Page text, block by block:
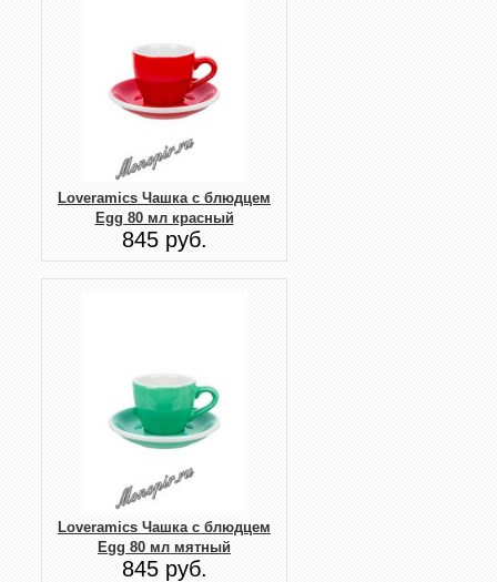
Loveramics Чашка с блюдцем
Egg 80 мл красный
845 руб.
Loveramics Чашка с блюдцем
Egg 80 мл мятный
845 руб.